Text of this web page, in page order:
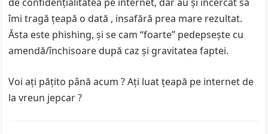
îmi tragă ţeapă o dată , insafără prea mare rezultat.
Ăsta este phishing, şi se cam “foarte” pedepseşte cu
amendă/închisoare după caz şi gravitatea faptei.
Voi aţi păţito până acum ? Aţi luat ţeapă pe internet de
la vreun jepcar ?